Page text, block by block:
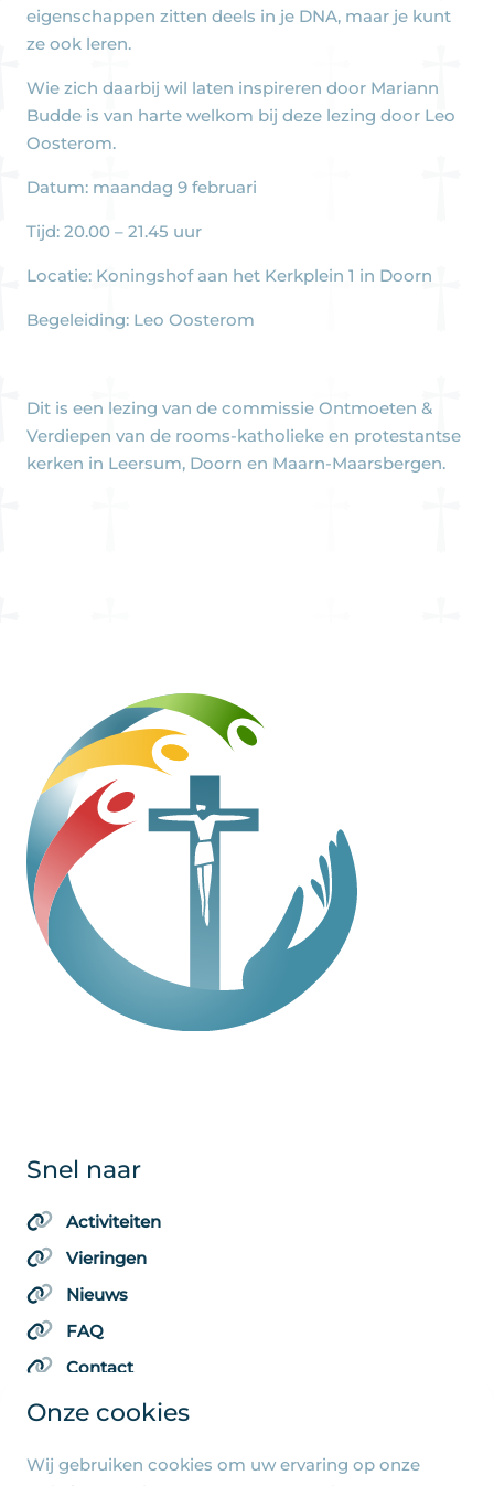
Onze cookies
Wij gebruiken cookies om uw ervaring op onze
eigenschappen zitten deels in je DNA, maar je kunt
ze ook leren.
Wie zich daarbij wil laten inspireren door Mariann
Budde is van harte welkom bij deze lezing door Leo
Oosterom.
Datum: maandag 9 februari
Tijd: 20.00 – 21.45 uur
Locatie: Koningshof aan het Kerkplein 1 in Doorn
Begeleiding: Leo Oosterom
Dit is een lezing van de commissie Ontmoeten &
Verdiepen van de rooms-katholieke en protestantse
kerken in Leersum, Doorn en Maarn-Maarsbergen.
Snel naar
Activiteiten
Vieringen
Nieuws
FAQ
Contact